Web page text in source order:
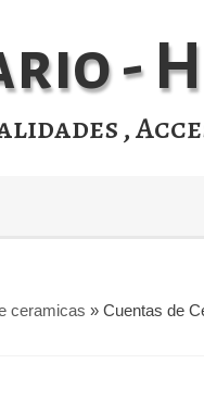
-
,
ceramicas » Cuentas de